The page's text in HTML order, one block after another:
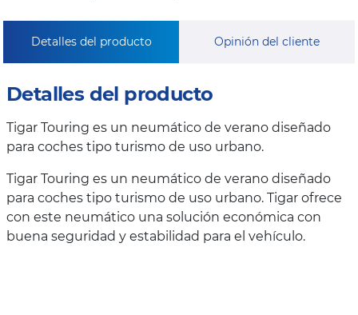
Detalles del producto Opinión del cliente
Detalles del producto
Tigar Touring es un neumático de verano diseñado
para coches tipo turismo de uso urbano.
Tigar Touring es un neumático de verano diseñado
para coches tipo turismo de uso urbano. Tigar ofrece
con este neumático una solución económica con
buena seguridad y estabilidad para el vehículo.